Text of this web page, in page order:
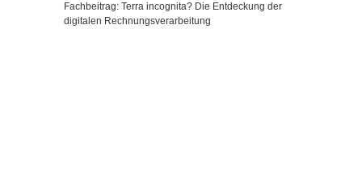
Fachbeitrag: Terra incognita? Die Entdeckung der
digitalen Rechnungsverarbeitung